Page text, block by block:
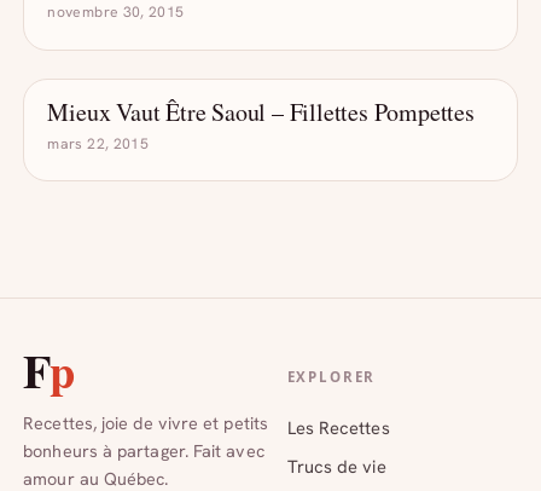
novembre 30, 2015
- DRÔLE D'ALCOOL
Mieux Vaut Être Saoul – Fillettes Pompettes
mars 22, 2015
Fp
Recettes, joie de vivre et petits
bonheurs à partager. Fait avec
amour au Québec.
EXPLORER
Les Recettes
Trucs de vie